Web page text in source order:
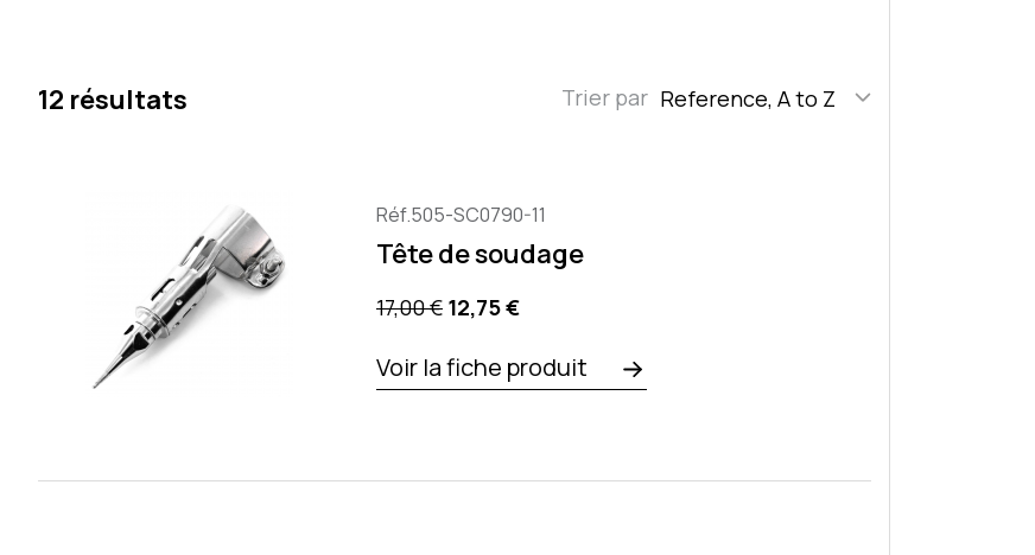
12 résultats Trier par Reference, A to Z
Réf.505-SC0790-11
Tête de soudage
Precio base
17,00 € Precio
12,75 €
Voir la fiche produit